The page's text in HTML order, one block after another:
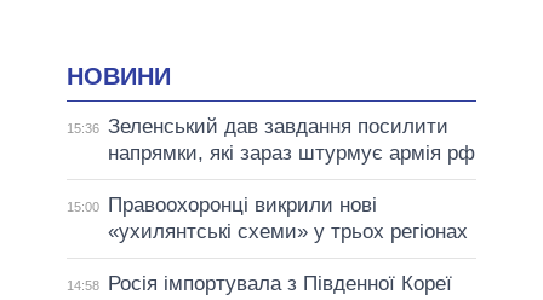
НОВИНИ
15:36 Зеленський дав завдання посилити
напрямки, які зараз штурмує армія рф
15:00
Правоохоронці викрили нові
«ухилянтські схеми» у трьох регіонах
14:58
Росія імпортувала з Південної Кореї